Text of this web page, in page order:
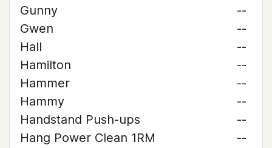
Gunny
--
Gwen
--
Hall
--
Hamilton
--
Hammer
--
Hammy
--
Handstand Push-ups
--
Hang Power Clean 1RM
--